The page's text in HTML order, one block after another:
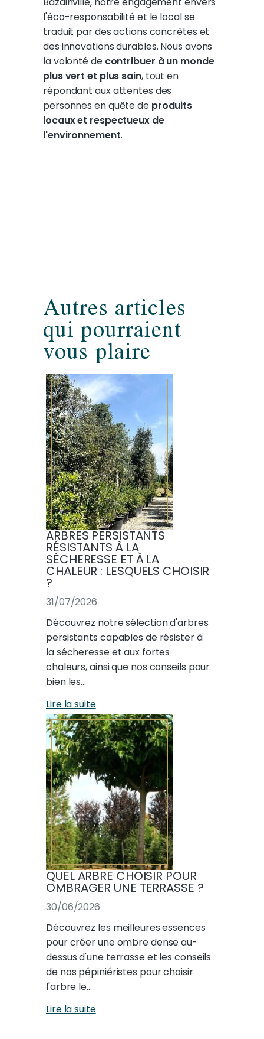
l'éco-responsabilité et le local se
traduit par des actions concrètes et
des innovations durables. Nous avons
la volonté de contribuer à un monde
plus vert et plus sain, tout en
répondant aux attentes des
personnes en quête de produits
locaux et respectueux de
l'environnement.
Autres articles
qui pourraient
vous plaire
ARBRES PERSISTANTS
RÉSISTANTS À LA
SÉCHERESSE ET À LA
CHALEUR : LESQUELS CHOISIR
?
31/07/2026
Découvrez notre sélection d'arbres
persistants capables de résister à
la sécheresse et aux fortes
chaleurs, ainsi que nos conseils pour
bien les…
Lire la suite
QUEL ARBRE CHOISIR POUR
OMBRAGER UNE TERRASSE ?
30/06/2026
Découvrez les meilleures essences
pour créer une ombre dense au-
dessus d'une terrasse et les conseils
de nos pépiniéristes pour choisir
l'arbre le…
Lire la suite